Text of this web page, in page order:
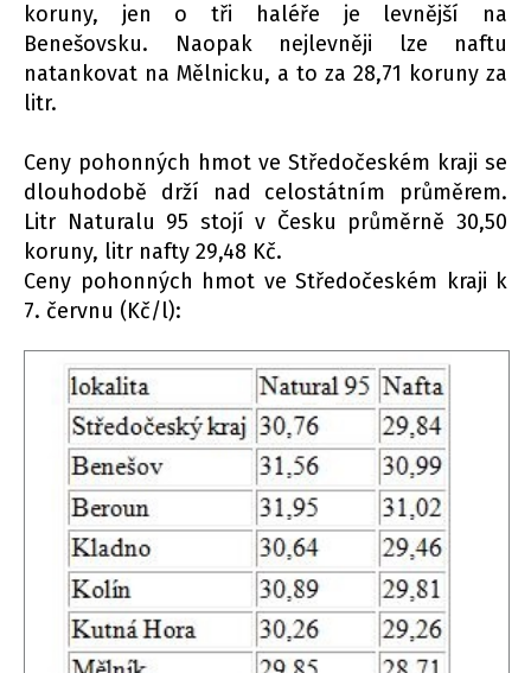
koruny, jen o tři haléře je levnější na
Benešovsku. Naopak nejlevněji lze naftu
natankovat na Mělnicku, a to za 28,71 koruny za
litr.
Ceny pohonných hmot ve Středočeském kraji se
dlouhodobě drží nad celostátním průměrem.
Litr Naturalu 95 stojí v Česku průměrně 30,50
koruny, litr nafty 29,48 Kč.
Ceny pohonných hmot ve Středočeském kraji k
7. červnu (Kč/l):